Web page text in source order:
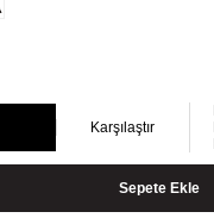
Karşılaştır